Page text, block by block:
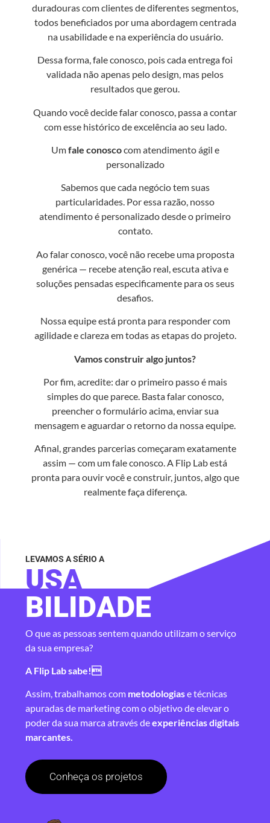
duradouras com clientes de diferentes segmentos,
todos beneficiados por uma abordagem centrada
na usabilidade e na experiência do usuário.
Dessa forma, fale conosco, pois cada entrega foi
validada não apenas pelo design, mas pelos
resultados que gerou.
Quando você decide falar conosco, passa a contar
com esse histórico de excelência ao seu lado.
Umfale conoscocom atendimento ágil e
personalizado
Sabemos que cada negócio tem suas
particularidades. Por essa razão, nosso
atendimento é personalizado desde o primeiro
contato.
Ao falar conosco, você não recebe uma proposta
genérica — recebe atenção real, escuta ativa e
soluções pensadas especificamente para os seus
desafios.
Nossa equipe está pronta para responder com
agilidade e clareza em todas as etapas do projeto.
Vamos construir algo juntos?
Por fim, acredite: dar o primeiro passo é mais
simples do que parece. Basta falar conosco,
preencher o formulário acima, enviar sua
mensagem e aguardar o retorno da nossa equipe.
Afinal, grandes parcerias começaram exatamente
assim — com um fale conosco. A Flip Lab está
pronta para ouvir você e construir, juntos, algo que
realmente faça diferença.
LEVAMOS A SÉRIO A
USA
BILIDADE
O que as pessoas sentem quando utilizam o serviço
da sua empresa?
A Flip Lab sabe!
Assim, trabalhamos com metodologiase técnicas
apuradas de marketing com o objetivo de elevar o
poder da sua marca através deexperiências digitais
marcantes.
Conheça os projetos